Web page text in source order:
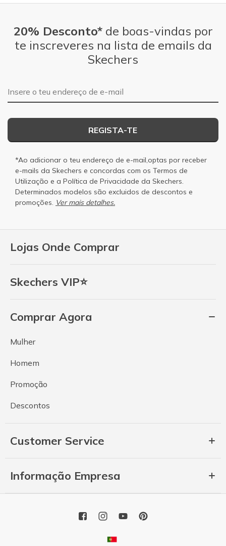
Lojas Onde Comprar
Skechers VIP⭐
Comprar Agora
Mulher
Homem
Promoção
Descontos
Customer Service
Informação Empresa
20% Desconto*de boas-vindas por
te inscreveres na lista de emails da
Skechers
Endereço de e-mail
REGISTA-TE
*Ao adicionar o teu endereço de e-mail,optas por receber
e-mails da Skechers e concordas com os Termos de
Utilização e a Política de Privacidade da Skechers.
Determinados modelos são excluidos de descontos e
promoções. Ver mais detalhes.